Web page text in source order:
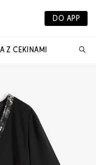
DO APP
Z CEKINAMI